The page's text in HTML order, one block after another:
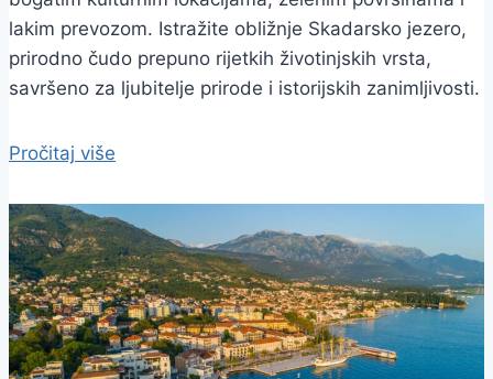
lakim prevozom. Istražite obližnje Skadarsko jezero,
prirodno čudo prepuno rijetkih životinjskih vrsta,
savršeno za ljubitelje prirode i istorijskih zanimljivosti.
Pročitaj više